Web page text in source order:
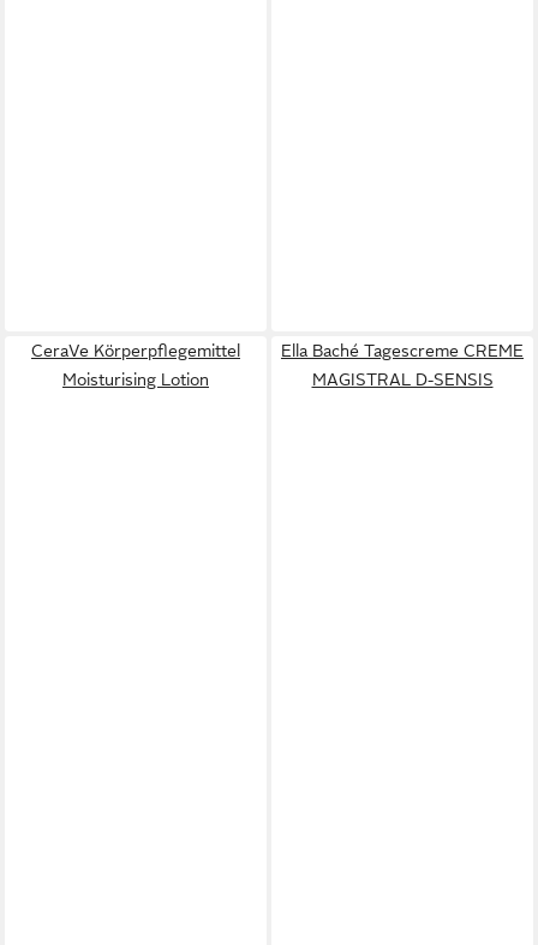
CeraVe Körperpflegemittel
Moisturising Lotion
Ella Baché Tagescreme CREME
MAGISTRAL D-SENSIS